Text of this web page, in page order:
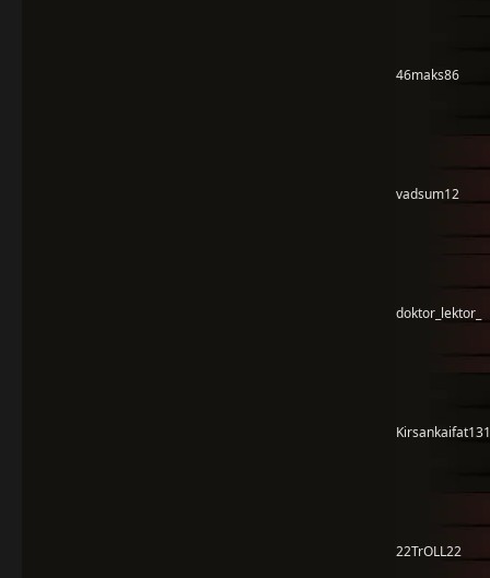
46maks86
vadsum12
doktor_lektor_
Kirsankaifat131
22TrOLL22